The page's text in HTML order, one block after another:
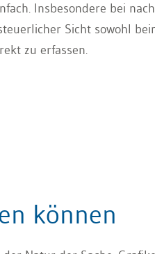
Insbesondere bei
Sicht sowohl
zu erfassen.
können